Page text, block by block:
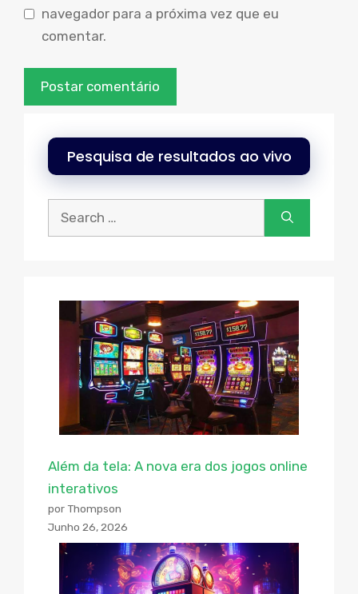
Internet
navegador para a próxima vez que eu
comentar.
Pesquisa de resultados ao vivo
Procurar:
Além da tela: A nova era dos jogos online
interativos
por Thompson
Junho 26, 2026